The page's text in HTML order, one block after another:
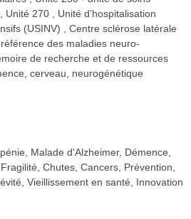
Unité 270
Unité d’hospitalisation
(USINV)
Centre sclérose latérale
des maladies neuro-
de recherche et de ressources
cerveau, neurogénétique
Malade d'Alzheimer, Démence,
Chutes, Cancers, Prévention,
Vieillissement en santé, Innovation